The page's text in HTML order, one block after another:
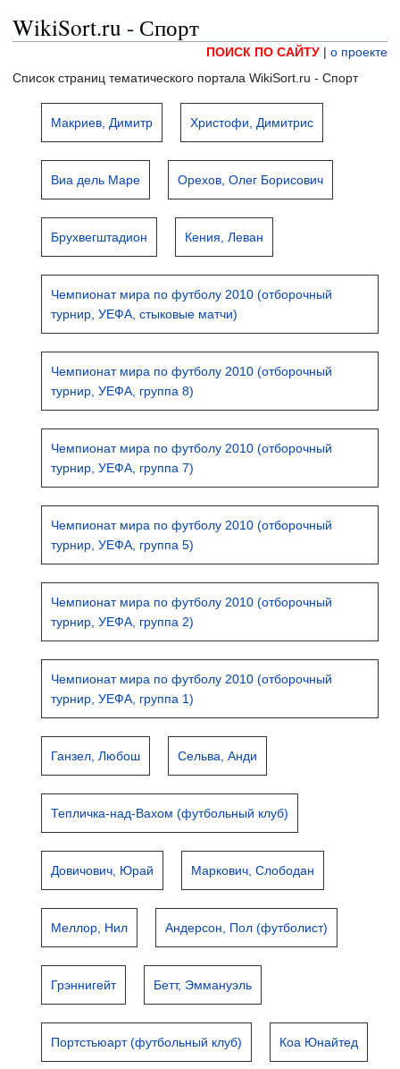
WikiSort.ru - Спорт
ПОИСК ПО САЙТУ | о проекте
Список страниц тематического портала WikiSort.ru - Спорт
Макриев, Димитр Христофи, Димитрис
Виа дель Маре Орехов, Олег Борисович
Брухвегштадион Кения, Леван
Чемпионат мира по футболу 2010 (отборочный
турнир, УЕФА, стыковые матчи)
Чемпионат мира по футболу 2010 (отборочный
турнир, УЕФА, группа 8)
Чемпионат мира по футболу 2010 (отборочный
турнир, УЕФА, группа 7)
Чемпионат мира по футболу 2010 (отборочный
турнир, УЕФА, группа 5)
Чемпионат мира по футболу 2010 (отборочный
турнир, УЕФА, группа 2)
Чемпионат мира по футболу 2010 (отборочный
турнир, УЕФА, группа 1)
Ганзел, Любош Сельва, Анди
Тепличка-над-Вахом (футбольный клуб)
Довичович, Юрай Маркович, Слободан
Меллор, Нил Андерсон, Пол (футболист)
Грэннигейт Бетт, Эммануэль
Портстьюарт (футбольный клуб) Коа Юнайтед